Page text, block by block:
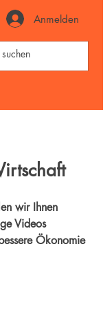
Anmelden
wir Ihnen
Videos
Ökonomie